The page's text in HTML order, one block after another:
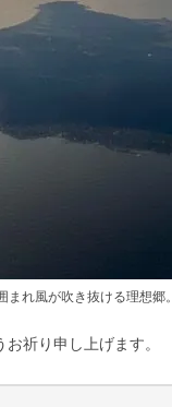
れ風が吹き抜ける理想郷。
祈り申し上げます。